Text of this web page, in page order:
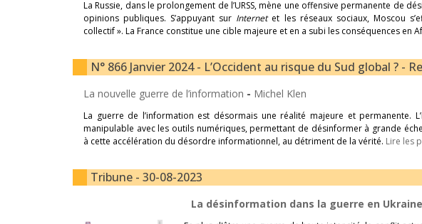
La Russie, dans le prolongement de l’URSS, mène une offensive permanente de
opinions publiques. S’appuyant sur Internetet les réseaux sociaux, Moscou
collectif ». La France constitue une cible majeure et en a subi les conséquences en
N° 866 Janvier 2024 - L’Occident au risque du Sud global ? -
La nouvelle guerre de l’information - Michel Klen
La guerre de l’information est désormais une réalité majeure et permanente.
manipulable avec les outils numériques, permettant de désinformer à grande
à cette accélération du désordre informationnel, au détriment de la vérité. Lire les
Tribune - 30-08-2023
La désinformation dans la guerre en Ukraine